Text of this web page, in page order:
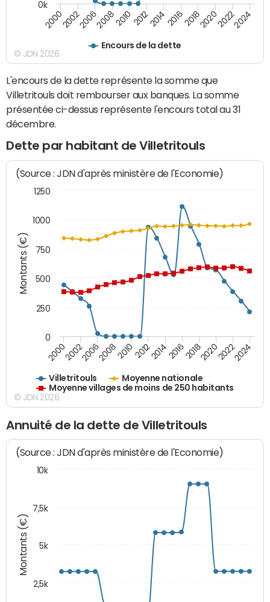
Encours de la dette
20002002200620082010 2012201420162018202020222024
0k
© JDN 2026
L'encours de la dette représente la somme que
Villetritouls doit rembourser aux banques. La somme
présentée ci-dessus représente l'encours total au 31
décembre.
Dette par habitant de Villetritouls
Montants (€)
(Source : JDN d'après ministère de l'Economie)
Villetritouls
Moyenne nationale
Moyenne villages de moins de 250 habitants
200020022006200820102012201420162018202020222024
0
250
500
750
1000
1250
© JDN 2026
Annuité de la dette de Villetritouls
Montants (€)
(Source : JDN d'après ministère de l'Economie)
2,5k
5k
7,5k
10k